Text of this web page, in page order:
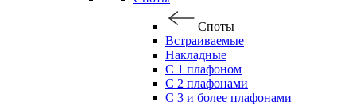
Споты
Встраиваемые
Накладные
С 1 плафоном
С 2 плафонами
С 3 и более плафонами